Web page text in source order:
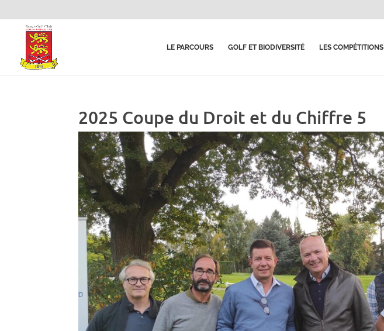
LE PARCOURS GOLF ET BIODIVERSITÉ LES COMPÉTITIONS
2025 Coupe du Droit et du Chiffre 5
28, Sep, 2025